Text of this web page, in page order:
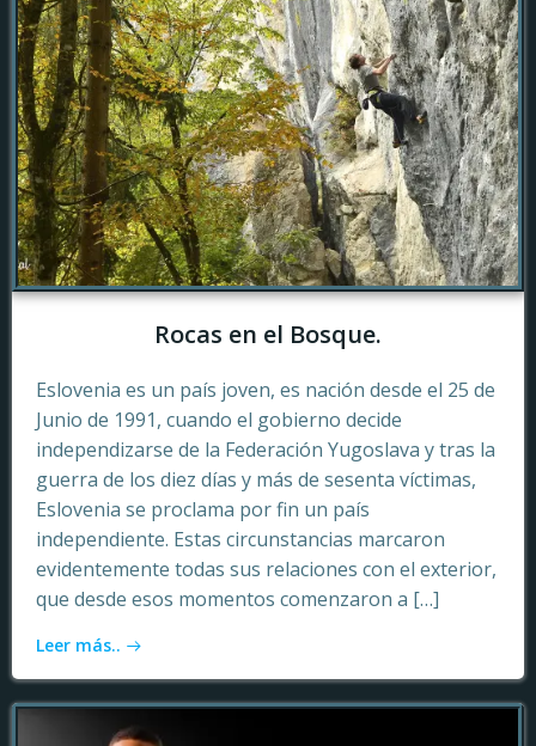
Rocas en el Bosque.
Eslovenia es un país joven, es nación desde el 25 de
Junio de 1991, cuando el gobierno decide
independizarse de la Federación Yugoslava y tras la
guerra de los diez días y más de sesenta víctimas,
Eslovenia se proclama por fin un país
independiente. Estas circunstancias marcaron
evidentemente todas sus relaciones con el exterior,
que desde esos momentos comenzaron a […]
Leer más..